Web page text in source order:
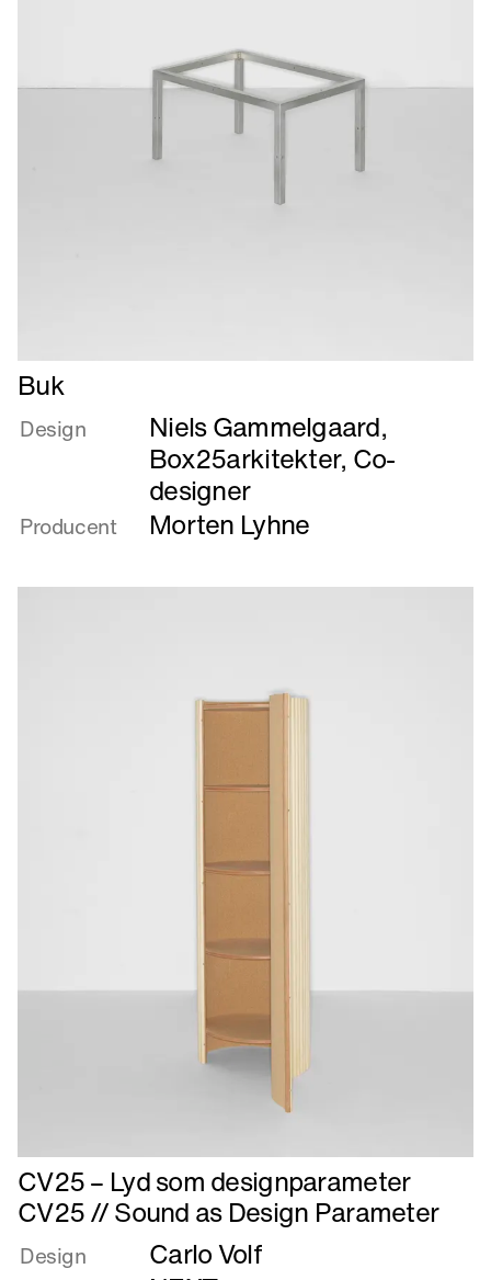
Læs
mere
om
Buk
Design Niels Gammelgaard,
Box25arkitekter, Co-
designer
Producent Morten Lyhne
Læs
mere
om
CV25
CV25 – Lyd som designparameter
CV25 // Sound as Design Parameter
Design Carlo Volf